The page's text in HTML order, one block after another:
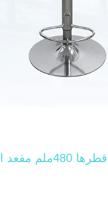
قطرها 480ملم